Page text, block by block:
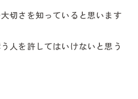
談
切さを知っていると思います
人を許してはいけないと思う